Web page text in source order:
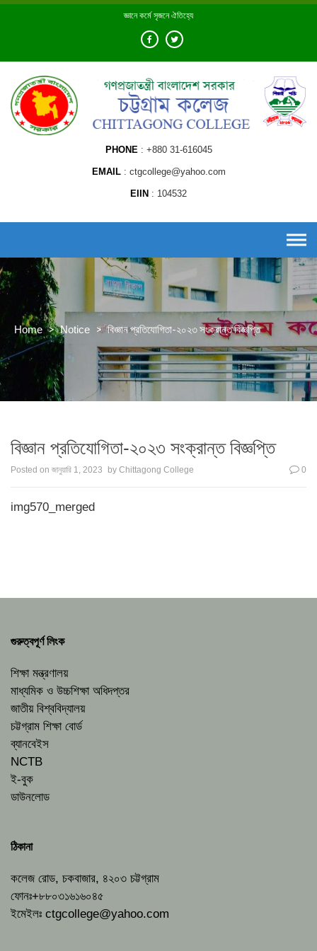
Skip
জ্ঞানে কর্মে সৃজনে ঐতিহ্যে
PHONE +880 31-616045
EMAIL ctgcollege@yahoo.com
EIIN 104532
Home > Notice > বিজ্ঞান প্রতিযোগিতা-২০২৩ সংক্রান্ত বিজ্ঞপ্তি
বিজ্ঞান প্রতিযোগিতা-২০২৩ সংক্রান্ত বিজ্ঞপ্তি
Posted on জানুয়ারি 1, 2023 by Chittagong College 0
img570_merged
গুরুত্বপূর্ণ লিংক
শিক্ষা মন্ত্রণালয়
মাধ্যমিক ও উচ্চশিক্ষা অধিদপ্তর
জাতীয় বিশ্ববিদ্যালয়
চট্টগ্রাম শিক্ষা বোর্ড
ব্যানবেইস
NCTB
ই-বুক
ডাউনলোড
ঠিকানা
কলেজ রোড, চকবাজার, ৪২০৩ চট্টগ্রাম
ফোনঃ+৮৮০৩১৬১৬০৪৫
ইমেইলঃ ctgcollege@yahoo.com